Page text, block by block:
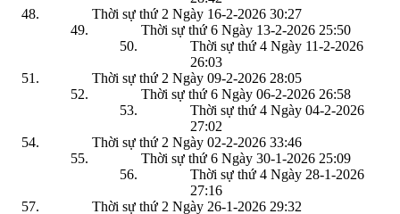
Thời sự thứ 2 Ngày 16-2-2026 30:27
Thời sự thứ 6 Ngày 13-2-2026 25:50
Thời sự thứ 4 Ngày 11-2-2026
26:03
Thời sự thứ 2 Ngày 09-2-2026 28:05
Thời sự thứ 6 Ngày 06-2-2026 26:58
Thời sự thứ 4 Ngày 04-2-2026
27:02
Thời sự thứ 2 Ngày 02-2-2026 33:46
Thời sự thứ 6 Ngày 30-1-2026 25:09
Thời sự thứ 4 Ngày 28-1-2026
27:16
Thời sự thứ 2 Ngày 26-1-2026 29:32